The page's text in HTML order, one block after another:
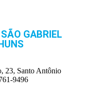
GABRIEL
23, Santo Antônio
9496